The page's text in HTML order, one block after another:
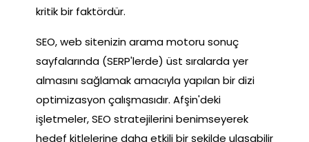
kritik bir faktördür.
SEO, web sitenizin arama motoru sonuç
sayfalarında (SERP'lerde) üst sıralarda yer
almasını sağlamak amacıyla yapılan bir dizi
optimizasyon çalışmasıdır. Afşin'deki
işletmeler, SEO stratejilerini benimseyerek
hedef kitlelerine daha etkili bir şekilde ulaşabilir